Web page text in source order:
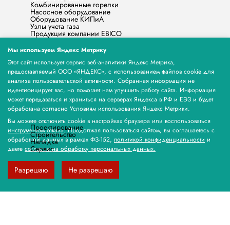
Комбинированные горелки
Насосное оборудование
Оборудование КИПиА
Узлы учета газа
Продукция компании EBICO
Запасные части
Жидкотопливные горелки
Счётчики электрической энергии МЕРКУРИЙ
Бытовые котлы
Продукция Норд-Северная Компания
Счетчик газа НЕО
Продукция ООО «МЕРА КЬЮ»
Продукция ЭЗОТ СИГНАЛ
Паровые и Водогрейные котлы Stier, горелки и
водоподготовка
Оборудование для экструзии пластиковых труб
компании Xinrong
Проектирование
Строительство
Наладка
Сервис
Мы используем Яндекс Метрику
Этот сайт использует сервис веб-аналитики Яндекс Метрика,
предоставляемый ООО «ЯНДЕКС», с использованием файлов cookie для
анализа пользовательской активности. Собранная информация не
идентифицирует вас, но помогает нам улучшить работу сайта. Информация
может передаваться и храниться на серверах Яндекса в РФ и ЕЭЗ и будет
обработана согласно Условиям использования Яндекс Метрики.
Вы можете отключить cookie в настройках браузера или воспользоваться
инструментом отказа. Продолжая пользоваться сайтом, вы соглашаетесь с
обработкой данных в рамках ФЗ-152, политикой конфиденциальности и
даете согласие на обработку персональных данных.
Разрешаю Не разрешаю
Заводская зд. 34/1